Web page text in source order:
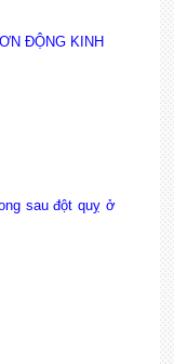
ĐỘNG KINH
sau đột quỵ ở